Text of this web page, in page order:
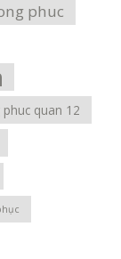
phuc
quan 12